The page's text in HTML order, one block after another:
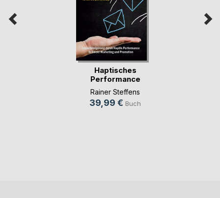
Haptisches
Performance
Marketing -(...)
Rainer Steffens
39,99 € Buch